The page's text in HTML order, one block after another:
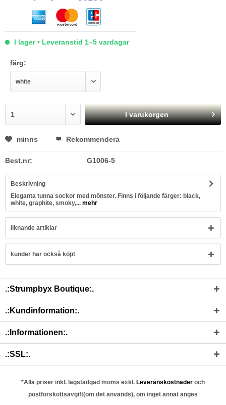
I lager • Leveranstid 1–5 vardagar
färg:
I varukorgen
minns Rekommendera
Best.nr: G1006-5
Beskrivning
Eleganta tunna sockor med mönster. Finns i följande färger: black,
white, graphite, smoky,... mehr
liknande artiklar
kunder har också köpt
.:Strumpbyx Boutique:.
.:Kundinformation:.
.:Informationen:.
.:SSL:.
*Alla priser inkl. lagstadgad moms exkl. Leveranskostnader och
postförskottsavgift(om det används), om inget annat anges